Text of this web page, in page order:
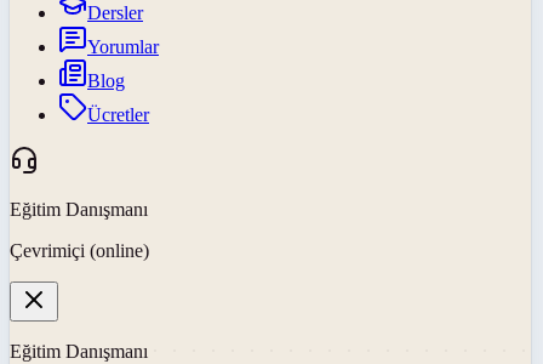
Dersler
Yorumlar
Blog
Ücretler
Eğitim Danışmanı
Çevrimiçi (online)
Eğitim Danışmanı